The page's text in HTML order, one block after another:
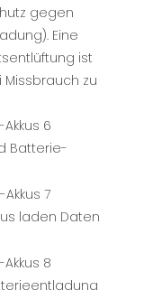
gegen
Eine
ist
zu
Batterie-
laden Daten